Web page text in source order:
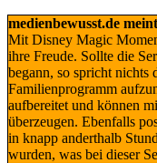
medienbewusst.de
Mit Disney Magic
ihre Freude. Sollte die
begann, so spricht nichts
Familienprogramm
aufbereitet und können
überzeugen. Ebenfalls
in knapp anderthalb
wurden, was bei dieser